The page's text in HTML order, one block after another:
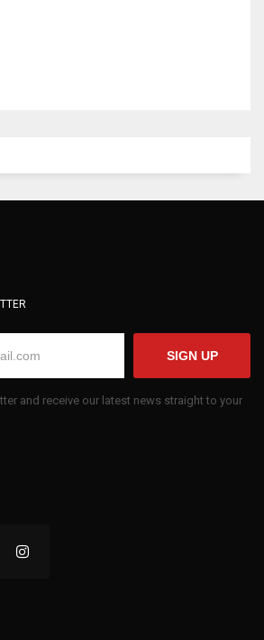
SIGN UP
and receive our latest news straight to your